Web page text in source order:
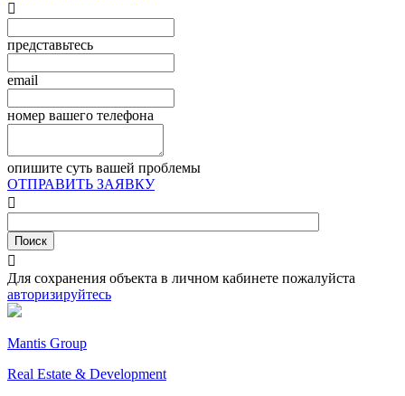

представьтесь
email
номер вашего телефона
опишите суть вашей проблемы
ОТПРАВИТЬ ЗАЯВКУ


Для сохранения объекта в личном кабинете пожалуйста
авторизируйтесь
Mantis Group
Real Estate & Development